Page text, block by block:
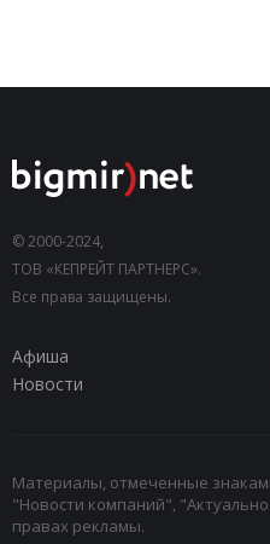
© 2000-2024,
ТОВ «КЕПРЕЙТ ПАРТНЕРС».
Все права защищены.
Афиша
Новости
Материалы, отмеченные
"Новости компаний",
правах рекламы.